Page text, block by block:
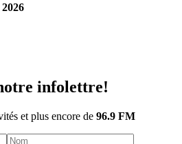
infolettre!
et plus encore de 96.9 FM